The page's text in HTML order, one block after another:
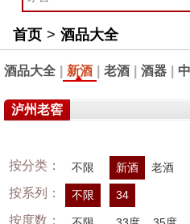
首页 > 酒品大全
酒品大全 新酒 老酒 酒器
泸州老窖
按分类： 不限 新酒 老酒
按系列： 不限 34
按度数：